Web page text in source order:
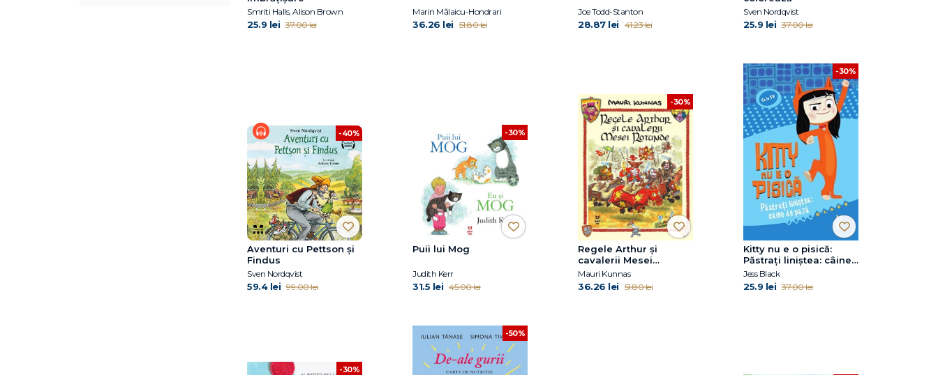
Smriti Halls, Alison Brown
25.9 lei 37.00 lei
Marin Mălaicu-Hondrari
36.26 lei 51.80 lei
Joe Todd-Stanton
28.87 lei 41.23 lei
Sven Nordqvist
25.9 lei 37.00 lei
-40%
Aventuri cu Pettson și
Findus
Sven Nordqvist
59.4 lei 99.00 lei
-30%
Puii lui Mog
Judith Kerr
31.5 lei 45.00 lei
-30%
Regele Arthur și
cavalerii Mesei
Rotunde
Mauri Kunnas
36.26 lei 51.80 lei
-30%
Kitty nu e o pisică:
Păstrați liniștea: câine
de pază
Jess Black
25.9 lei 37.00 lei
-30%
-50%